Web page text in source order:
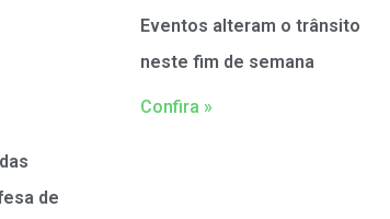
de
Eventos alteram o trânsito
neste fim de semana
Confira »